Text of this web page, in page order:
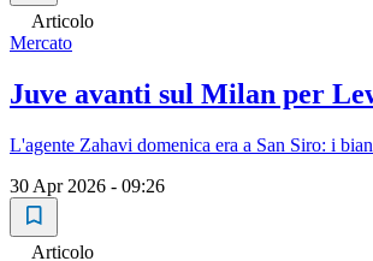
Articolo
Mercato
Juve avanti sul Milan per
L'agente Zahavi domenica era a San Siro: i
30 Apr 2026 - 09:26
Articolo